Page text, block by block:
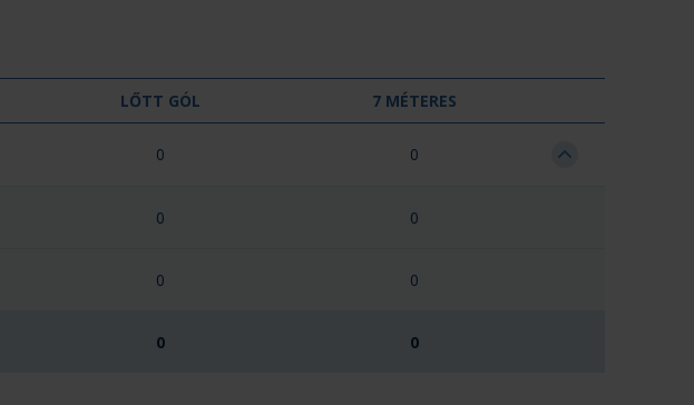
LŐTT GÓL 7 MÉTERES
0 0
0 0
0 0
0 0